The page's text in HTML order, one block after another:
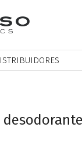
desodorante